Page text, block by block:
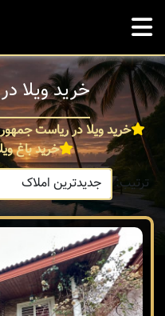
خرید ویلا
خرید ویلا در ریاست
خرید باغ
ترتیب: